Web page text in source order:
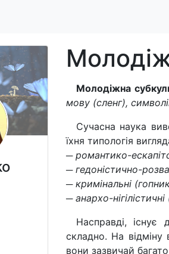
Молодіжна
мову (сленг),
Сучасна наука
їхня типологія
─ романтико-
─ гедоністично-
─ кримінальні
─ анархо-
Насправді, існує
складно. На відміну
вони зазвичай